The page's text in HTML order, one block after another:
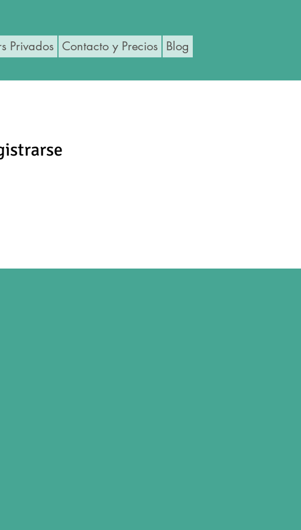
Privados Contacto y Precios Blog